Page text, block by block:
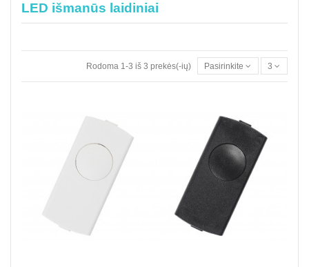
LED išmanūs laidiniai
Rodoma 1-3 iš 3 prekės(-ių) Pasirinkite 3